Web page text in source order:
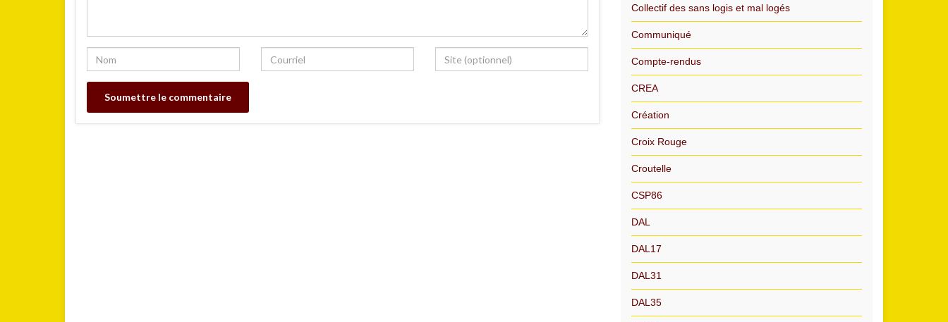
Collectif des sans logis et mal logés
Communiqué
Compte-rendus
CREA
Création
Croix Rouge
Croutelle
CSP86
DAL
DAL17
DAL31
DAL35